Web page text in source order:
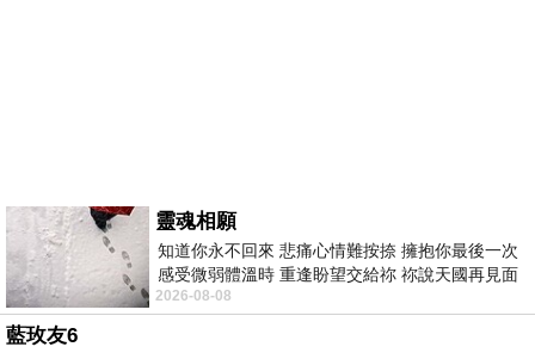
靈魂相願
知道你永不回來 悲痛心情難按捺 擁抱你最後一次
感受微弱體溫時 重逢盼望交給祢 祢說天國再見面
此刻忍淚說別離 他日靈魂再
2026-08-08
藍玫友6